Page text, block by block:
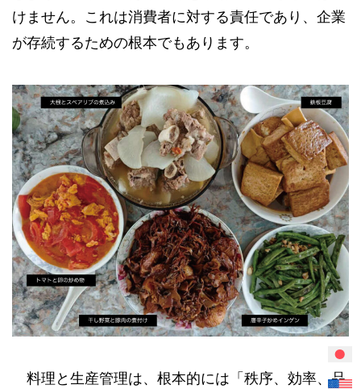
けません。これは消費者に対する責任であり、企業
が存続するための根本でもあります。
料理と生産管理は、根本的には「秩序、効率、品